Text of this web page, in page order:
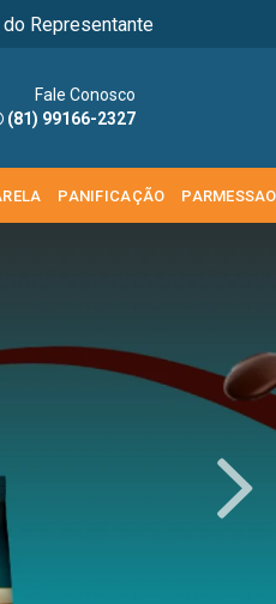
do Representante
Fale Conosco
(81) 99166-2327
PANIFICAÇÃO PARMESSAO